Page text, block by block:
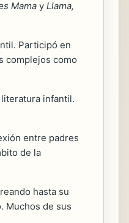
Mama y Llama,
Participó en
complejos como
infantil.
entre padres
de la
hasta su
Muchos de sus